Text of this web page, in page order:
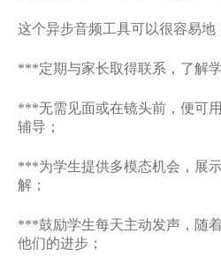
这个异步音频工具可以很容易地
***定期与家长取得联系，了解
***无需见面或在镜头前，便可
辅导；
***为学生提供多模态机会，展
解；
***鼓励学生每天主动发声，随
他们的进步；